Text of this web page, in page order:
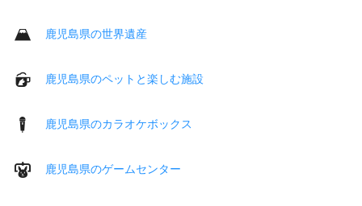
鹿児島県の世界遺産
鹿児島県のペットと楽しむ施設
鹿児島県のカラオケボックス
鹿児島県のゲームセンター